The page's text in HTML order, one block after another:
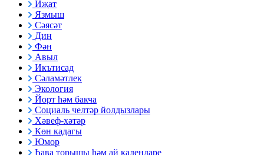
Иҗат
Язмыш
Сәясәт
Дин
Фән
Авыл
Икътисад
Сәламәтлек
Экология
Йорт һәм бакча
Социаль челтәр йолдызлары
Хәвеф-хәтәр
Көн кадагы
Юмор
Һава торышы һәм ай календаре